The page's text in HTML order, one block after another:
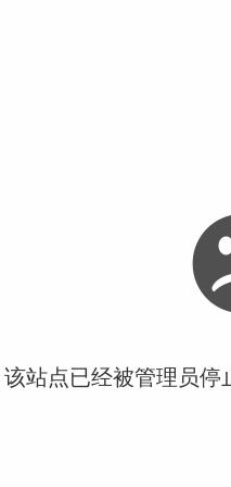
站点已经被管理员